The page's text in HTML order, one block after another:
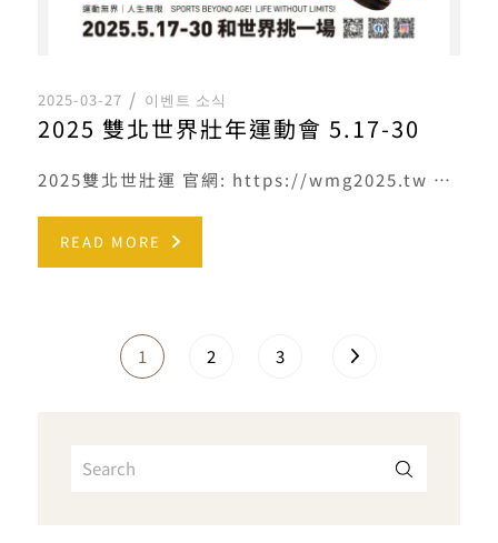
2025-03-27 이벤트 소식
2025 雙北世界壯年運動會 5.17-30
2025雙北世壯運 官網: https://wmg2025.tw 2025雙北世壯運在臺北，亞洲第一次，臺灣第 […]
READ MORE
1 2 3